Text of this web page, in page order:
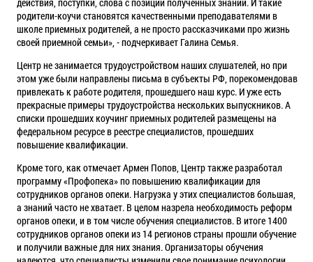
действия, поступки, слова с позиции полученных знаний. И такие
родители-коучи становятся качественными преподавателями в
школе приемных родителей, а не просто рассказчиками про жизнь
своей приемной семьи», - подчеркивает Галина Семья.
Центр не занимается трудоустройством наших слушателей, но при
этом уже были направлены письма в субъекты РФ, порекомендовав
привлекать к работе родителя, прошедшего наш курс. И уже есть
прекрасные примеры трудоустройства нескольких выпускников. А
списки прошедших коучинг приемных родителей размещены на
федеральном ресурсе в реестре специалистов, прошедших
повышение квалификации.
Кроме того, как отмечает Армен Попов, Центр также разработал
программу «Профопека» по повышению квалификации для
сотрудников органов опеки. Нагрузка у этих специалистов большая,
а знаний часто не хватает. В целом назрела необходимость реформ
органов опеки, и в том числе обучения специалистов. В итоге 1400
сотрудников органов опеки из 14 регионов страны прошли обучение
и получили важные для них знания. Организаторы обучения